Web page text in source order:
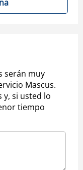
serán muy
Mascus.
y, si usted lo
tiempo